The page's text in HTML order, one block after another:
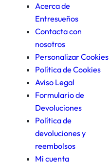
Acerca de
Entresueños
Contacta con
nosotros
Personalizar Cookies
Política de Cookies
Aviso Legal
Formulario de
Devoluciones
Política de
devoluciones y
reembolsos
Mi cuenta